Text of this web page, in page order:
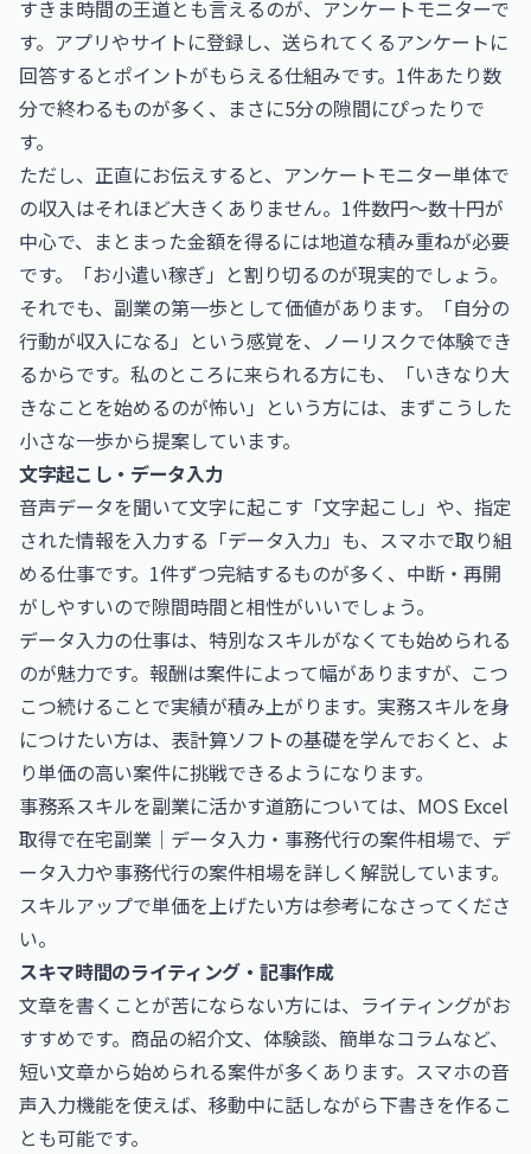
すきま時間の王道とも言えるのが、アンケートモニターで
す。アプリやサイトに登録し、送られてくるアンケートに
回答するとポイントがもらえる仕組みです。1件あたり数
分で終わるものが多く、まさに5分の隙間にぴったりで
す。
ただし、正直にお伝えすると、アンケートモニター単体で
の収入はそれほど大きくありません。1件数円〜数十円が
中心で、まとまった金額を得るには地道な積み重ねが必要
です。「お小遣い稼ぎ」と割り切るのが現実的でしょう。
それでも、副業の第一歩として価値があります。「自分の
行動が収入になる」という感覚を、ノーリスクで体験でき
るからです。私のところに来られる方にも、「いきなり大
きなことを始めるのが怖い」という方には、まずこうした
小さな一歩から提案しています。
文字起こし・データ入力
音声データを聞いて文字に起こす「文字起こし」や、指定
された情報を入力する「データ入力」も、スマホで取り組
める仕事です。1件ずつ完結するものが多く、中断・再開
がしやすいので隙間時間と相性がいいでしょう。
データ入力の仕事は、特別なスキルがなくても始められる
のが魅力です。報酬は案件によって幅がありますが、こつ
こつ続けることで実績が積み上がります。実務スキルを身
につけたい方は、表計算ソフトの基礎を学んでおくと、よ
り単価の高い案件に挑戦できるようになります。
事務系スキルを副業に活かす道筋については、 MOS Excel
取得で在宅副業｜データ入力・事務代行の案件相場で、デ
ータ入力や事務代行の案件相場を詳しく解説しています。
スキルアップで単価を上げたい方は参考になさってくださ
い。
スキマ時間のライティング・記事作成
文章を書くことが苦にならない方には、ライティングがお
すすめです。商品の紹介文、体験談、簡単なコラムなど、
短い文章から始められる案件が多くあります。スマホの音
声入力機能を使えば、移動中に話しながら下書きを作るこ
とも可能です。